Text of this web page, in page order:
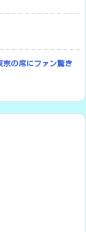
京の席にファン驚き